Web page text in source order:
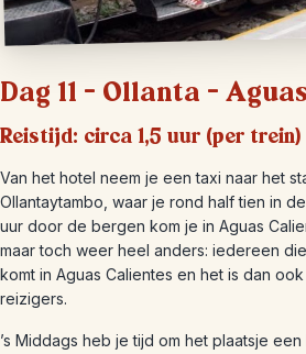
Dag 11 – Ollanta –
Reistijd: circa 1,5 uur (per trein)
Van het hotel neem je een taxi naar het
Ollantaytambo, waar je rond half tien in
uur door de bergen kom je in Aguas
maar toch weer heel anders: iedereen
komt in Aguas Calientes en het is dan
reizigers.
’s Middags heb je tijd om het plaatsje